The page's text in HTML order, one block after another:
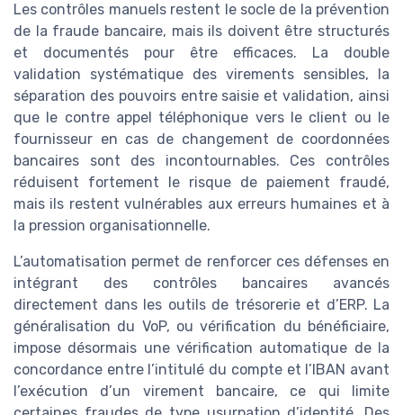
Les contrôles manuels restent le socle de la prévention
de la fraude bancaire, mais ils doivent être structurés
et documentés pour être efficaces. La double
validation systématique des virements sensibles, la
séparation des pouvoirs entre saisie et validation, ainsi
que le contre appel téléphonique vers le client ou le
fournisseur en cas de changement de coordonnées
bancaires sont des incontournables. Ces contrôles
réduisent fortement le risque de paiement fraudé,
mais ils restent vulnérables aux erreurs humaines et à
la pression organisationnelle.
L’automatisation permet de renforcer ces défenses en
intégrant des contrôles bancaires avancés
directement dans les outils de trésorerie et d’ERP. La
généralisation du VoP, ou vérification du bénéficiaire,
impose désormais une vérification automatique de la
concordance entre l’intitulé du compte et l’IBAN avant
l’exécution d’un virement bancaire, ce qui limite